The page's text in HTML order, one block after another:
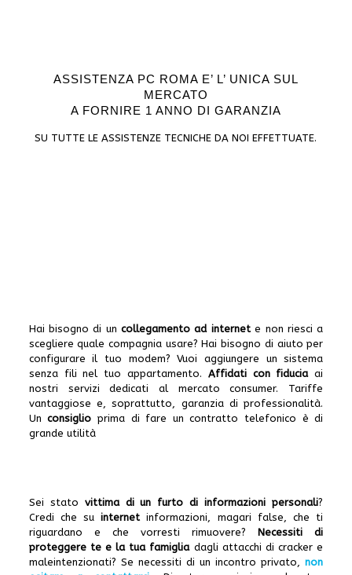
ASSISTENZA PC ROMA E’ L’ UNICA SUL
MERCATO
A FORNIRE 1 ANNO DI GARANZIA
SU TUTTE LE ASSISTENZE TECNICHE DA NOI EFFETTUATE.
Hai bisogno di uncollegamento ad internete non riesci a
scegliere quale compagnia usare? Hai bisogno di aiuto per
configurare il tuo modem? Vuoi aggiungere un sistema
senza fili nel tuo appartamento. Affidati con fiduciaai
nostri servizi dedicati al mercato consumer. Tariffe
vantaggiose e, soprattutto, garanzia di professionalità.
Unconsiglio prima di fare un contratto telefonico è di
grande utilità
Sei stato vittima di un furto di informazioni personali?
Credi che suinternetinformazioni, magari false, che ti
riguardano e che vorresti rimuovere? Necessiti di
proteggere te e la tua famigliadagli attacchi di cracker e
maleintenzionati? Se necessiti di un incontro privato,non